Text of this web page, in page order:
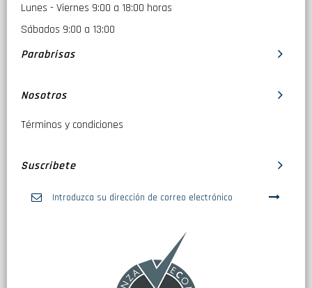
Lunes - Viernes 9:00 a 18:00 horas
Sábados 9:00 a 13:00
Parabrisas
Nosotros
Términos y condiciones
Suscribete